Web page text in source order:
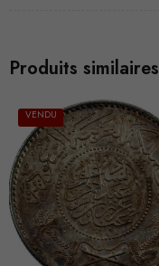
Produits similaires
VENDU